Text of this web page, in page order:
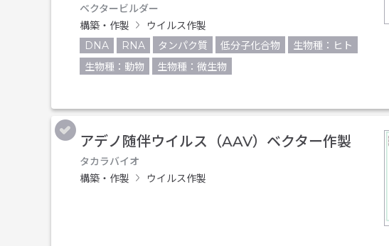
ベクタービルダー
構築・作製
ウイルス作製
DNA
RNA タンパク質 低分子化合物
生物種：ヒト
生物種：動物
生物種：微生物
アデノ随伴ウイルス（AAV）ベクター作製
タカラバイオ
構築・作製
ウイルス作製